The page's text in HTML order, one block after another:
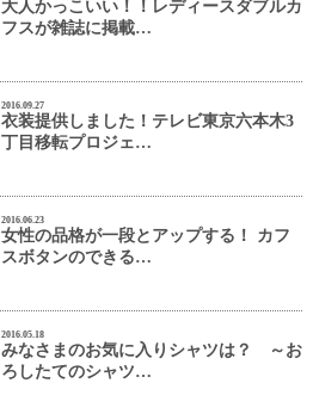
大人かっこいい！！レディースダブルカ
フスが雑誌に掲載…
2016.09.27
衣装提供しました！テレビ東京六本木3
丁目移転プロジェ…
2016.06.23
女性の品格が一段とアップする！ カフ
スボタンのできる…
2016.05.18
みなさまのお気に入りシャツは？ ～お
ろしたてのシャツ…